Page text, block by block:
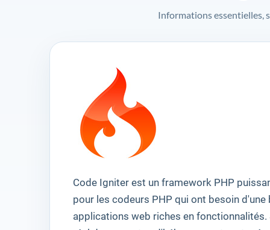
Informations essentielles,
Code Igniter est un framework PHP
pour les codeurs PHP qui ont besoin d'une
applications web riches en fonctionnalités.